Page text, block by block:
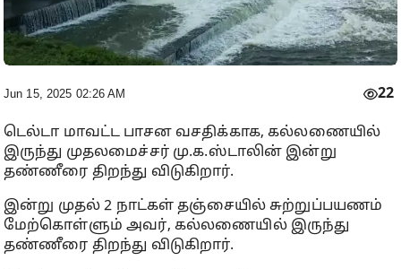
Jun 15, 2025 02:26 AM 22
டெல்டா மாவட்ட பாசன வசதிக்காக, கல்லணையில்
இருந்து முதலமைச்சர் மு.க.ஸ்டாலின் இன்று
தண்ணீரை திறந்து விடுகிறார்.
இன்று முதல் 2 நாட்கள் தஞ்சையில் சுற்றுப்பயணம்
மேற்கொள்ளும் அவர், கல்லணையில் இருந்து
தண்ணீரை திறந்து விடுகிறார்.